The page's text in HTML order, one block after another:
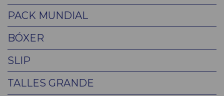
PACK MUNDIAL
BÓXER
SLIP
TALLES GRANDE